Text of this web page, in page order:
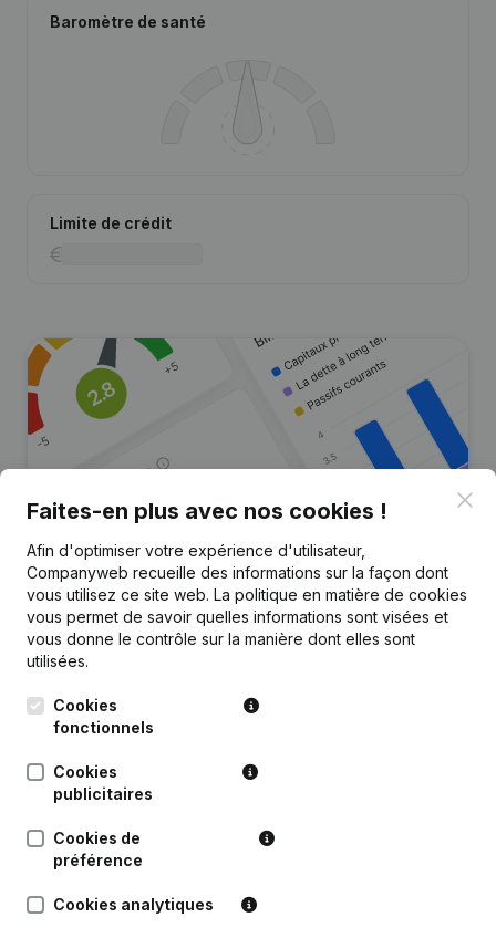
Baromètre de santé
Limite de crédit
Vous recherchez plus
d’informations sur cette entreprise
?
Consulter la santé en un coup d'oeil
Choisissez des informations rapides ou des détails
granulaires
importants
Essayer gratuitement Découvrir plus
Essai gratuit de 7 jours, aucune carte de crédit requise.
Faites-en plus avec nos cookies !
Afin d'optimiser votre expérience d'utilisateur,
Companyweb recueille des informations sur la façon dont
vous utilisez ce site web. La politique en matière de cookies
vous permet de savoir quelles informations sont visées et
vous donne le contrôle sur la manière dont elles sont
utilisées.
Cookies
fonctionnels
Cookies
publicitaires
Cookies de
préférence
Cookies analytiques